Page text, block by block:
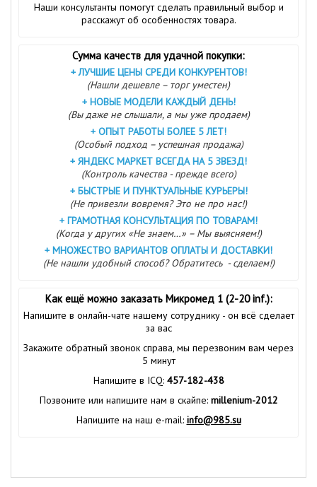
Наши консультанты помогут сделать правильный выбор и
расскажут об особенностях товара.
Сумма качеств для удачной покупки:
+ ЛУЧШИЕ ЦЕНЫ СРЕДИ КОНКУРЕНТОВ!
(Нашли дешевле – торг уместен)
+ НОВЫЕ МОДЕЛИ КАЖДЫЙ ДЕНЬ!
(Вы даже не слышали, а мы уже продаем)
+ ОПЫТ РАБОТЫ БОЛЕЕ 5 ЛЕТ!
(Особый подход – успешная продажа)
+ ЯНДЕКС МАРКЕТ ВСЕГДА НА 5 ЗВЕЗД!
(Контроль качества - прежде всего)
+ БЫСТРЫЕ И ПУНКТУАЛЬНЫЕ КУРЬЕРЫ!
(Не привезли вовремя? Это не про нас!)
+ ГРАМОТНАЯ КОНСУЛЬТАЦИЯ ПО ТОВАРАМ!
(Когда у других «Не знаем…» – Мы выясняем!)
+ МНОЖЕСТВО ВАРИАНТОВ ОПЛАТЫ И ДОСТАВКИ!
(Не нашли удобный способ? Обратитесь - сделаем!)
Как ещё можно заказать Микромед 1 (2-20 inf.):
Напишите в онлайн-чате нашему сотруднику - он всё сделает
за вас
Закажите обратный звонок справа, мы перезвоним вам через
5 минут
Напишите в ICQ: 457-182-438
Позвоните или напишите нам в скайпе: millenium-2012
Напишите на наш e-mail: info@985.su